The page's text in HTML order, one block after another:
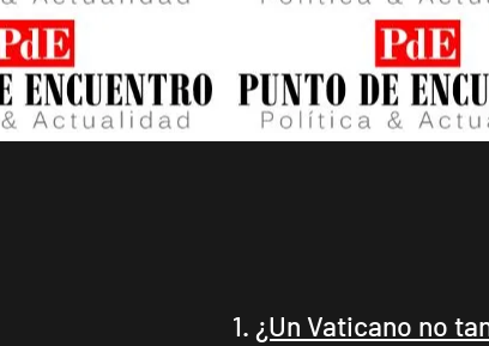
¿Un Vaticano no